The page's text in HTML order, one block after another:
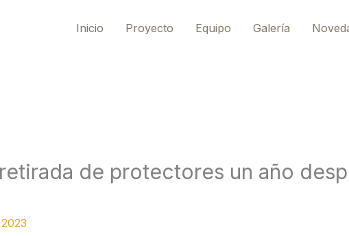
Inicio Proyecto Equipo Galería
de protectores un año